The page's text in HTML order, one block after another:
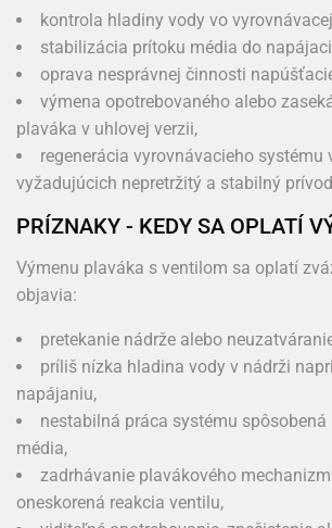
kontrola hladiny vody vo
stabilizácia prítoku média do
oprava nesprávnej činnosti
výmena opotrebovaného alebo
plaváka v uhlovej verzii,
regenerácia vyrovnávacieho systému
vyžadujúcich nepretržitý a stabilný
PRÍZNAKY - KEDY SA OPLATÍ
Výmenu plaváka s ventilom sa oplatí
objavia:
pretekanie nádrže alebo
príliš nízka hladina vody v nádrži
napájaniu,
nestabilná práca systému
média,
zadrhávanie plavákového
oneskorená reakcia ventilu,